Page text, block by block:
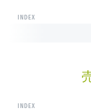
INDEX
INDEX